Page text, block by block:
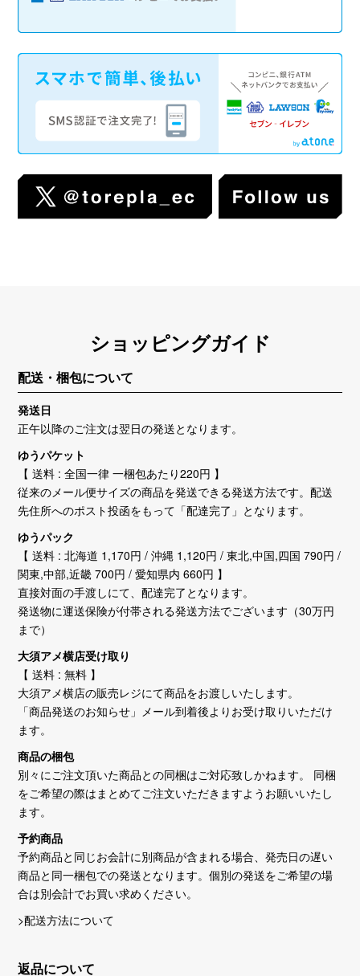
ショッピングガイド
配送・梱包について
発送日
正午以降のご注文は翌日の発送となります。
ゆうパケット
【 送料 : 全国一律 一梱包あたり220円 】
従来のメール便サイズの商品を発送できる発送方法です。配送
先住所へのポスト投函をもって「配達完了」となります。
ゆうパック
【 送料 : 北海道 1,170円 / 沖縄 1,120円 / 東北,中国,四国 790円 /
関東,中部,近畿 700円 / 愛知県内 660円 】
直接対面の手渡しにて、配達完了となります。
発送物に運送保険が付帯される発送方法でございます（30万円
まで）
大須アメ横店受け取り
【 送料 : 無料 】
大須アメ横店の販売レジにて商品をお渡しいたします。
「商品発送のお知らせ」メール到着後よりお受け取りいただけ
ます。
商品の梱包
別々にご注文頂いた商品との同梱はご対応致しかねます。 同梱
をご希望の際はまとめてご注文いただきますようお願いいたし
ます。
予約商品
予約商品と同じお会計に別商品が含まれる場合、発売日の遅い
商品と同一梱包での発送となります。個別の発送をご希望の場
合は別会計でお買い求めください。
>配送方法について
返品について